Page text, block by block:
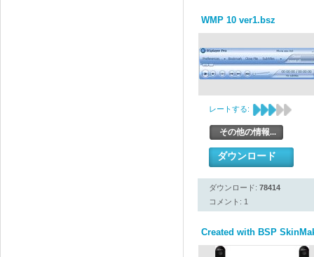
WMP 10 ver1.bsz
レートする:
その他の情報...
ダウンロード
ダウンロード: 78414
コメント: 1
Created with BSP